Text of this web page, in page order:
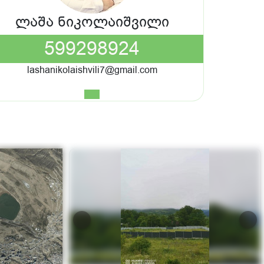
ლაშა ნიკოლაიშვილი
599298924
lashanikolaishvili7@gmail.com